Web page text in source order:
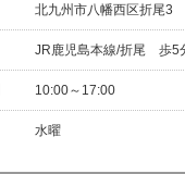
北九州市八幡西区折尾3
JR鹿児島本線/折尾 歩5
10:00～17:00
水曜